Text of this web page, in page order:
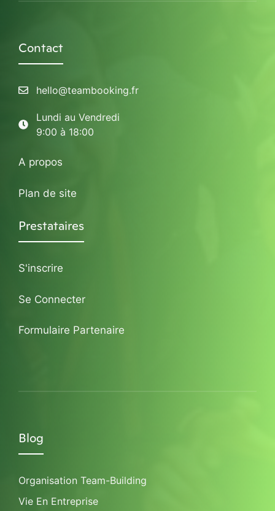
Contact
hello@teambooking.fr
Lundi au Vendredi
9:00 à 18:00
A propos
Plan de site
Prestataires
S'inscrire
Se Connecter
Formulaire Partenaire
Blog
Organisation Team-Building
Vie En Entreprise